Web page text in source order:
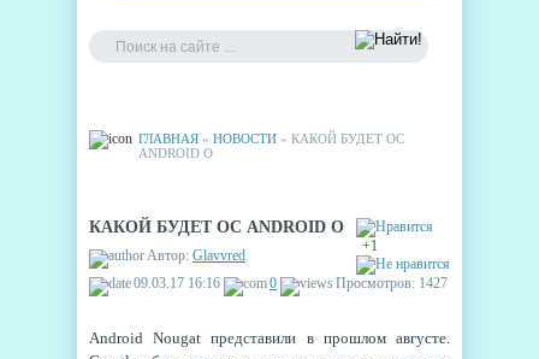
ГЛАВНАЯ » НОВОСТИ » КАКОЙ БУДЕТ ОС
ANDROID O
+1
КАКОЙ БУДЕТ ОС ANDROID O
Автор: Glavvred
09.03.17 16:16
0 Просмотров: 1427
Android Nougat представили в прошлом августе.